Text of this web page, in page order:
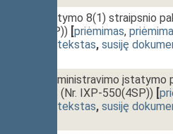
Policijos įstatymo 8(1) straipsnio
IXP-755(2SP)) [priėmimas,
dokumento tekstas, susiję
Mokesčių administravimo
PROJEKTAS (Nr. IXP-550(4SP)) [
dokumento tekstas, susiję